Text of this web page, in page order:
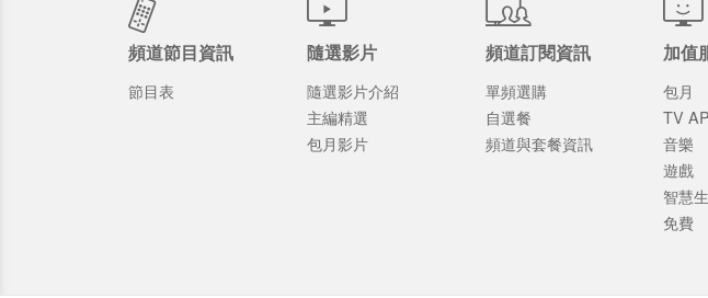
頻道節目資訊
節目表
隨選影片
隨選影片介紹
主編精選
包月影片
頻道訂閱資訊
單頻選購
自選餐
頻道與套餐資訊
加值
包月
TV
音樂
遊戲
智慧
免費